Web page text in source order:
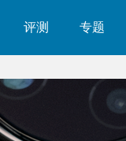
评测 专题